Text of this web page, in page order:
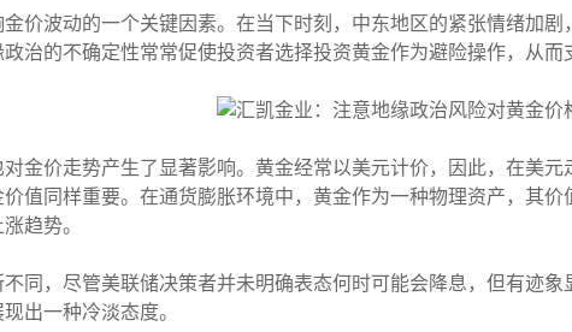
价波动的一个关键因素。在当下时刻，中东地区的紧张情绪加
治的不确定性常常促使投资者选择投资黄金作为避险操作，从而
金价走势产生了显著影响。黄金经常以美元计价，因此，在美
值同样重要。在通货膨胀环境中，黄金作为一种物理资产，其
趋势。
同，尽管美联储决策者并未明确表态何时可能会降息，但有迹
出一种冷淡态度。